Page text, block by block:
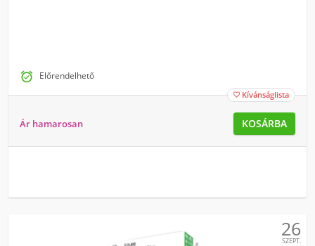
 Előrendelhető
 Kívánságlista
Ár hamarosan KOSÁRBA
26
SZEPT.